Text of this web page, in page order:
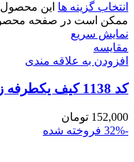
انتخاب گزینه ها این محصول
ممکن است در صفحه
نمایش سریع
مقايسه
افزودن به علاقه مندی
کد 1138 کیف یکطرفه زنانه رسمی
152,000 تومان
-32%
فروخته شده